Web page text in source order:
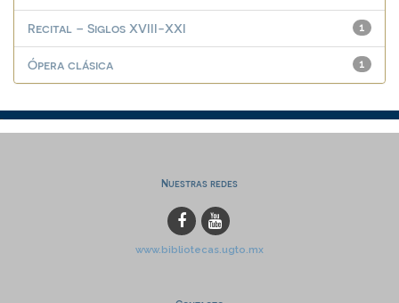
1
Recital – Siglos XVIII-XXI
1
Ópera clásica
Nuestras redes
www.bibliotecas.ugto.mx